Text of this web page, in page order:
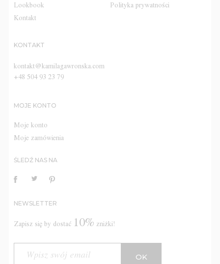
Lookbook
Kontakt
Polityka prywatności
KONTAKT
kontakt@kamilagawronska.com
+48 504 93 23 79
MOJE KONTO
Moje konto
Moje zamówienia
ŚLEDŹ NAS NA
NEWSLETTER
Zapisz się by dostać 10% zniżki!